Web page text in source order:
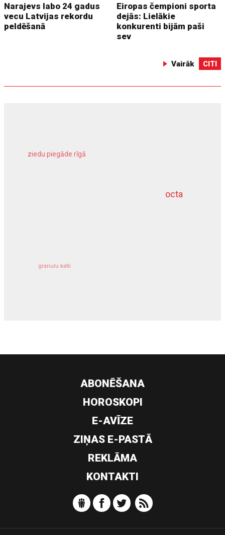
Narajevs labo 24 gadus
vecu Latvijas rekordu
peldēšanā
Eiropas čempioni sporta
dejās: Lielākie
konkurenti bijām paši
sev
Vairāk CITI
octa
ziedu piegāde rīgā
granulu katli
dziļurbums
ABONĒŠANA
HOROSKOPI
E-AVĪZE
ZIŅAS E-PASTĀ
REKLĀMA
KONTAKTI